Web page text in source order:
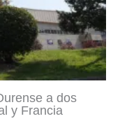
a dos
y Francia